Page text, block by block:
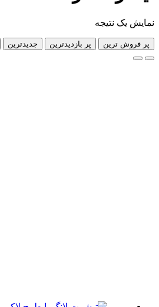
نتیجه
ترین پر بازدیدترین جدیدترین ارزان ترین